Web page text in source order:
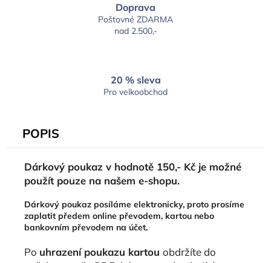
Doprava
Poštovné ZDARMA
nad 2.500,-
20 % sleva
Pro velkoobchod
POPIS
Dárkový poukaz v hodnotě 150,- Kč je možné
použít pouze na našem e-shopu.
Dárkový poukaz posíláme elektronicky, proto prosíme
zaplatit předem online převodem, kartou nebo
bankovním převodem na účet.
Po uhrazení poukazu kartou obdržíte do